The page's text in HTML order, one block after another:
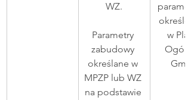
WZ.
Parametry
zabudowy
określane w
MPZP lub WZ
na podstawie
w